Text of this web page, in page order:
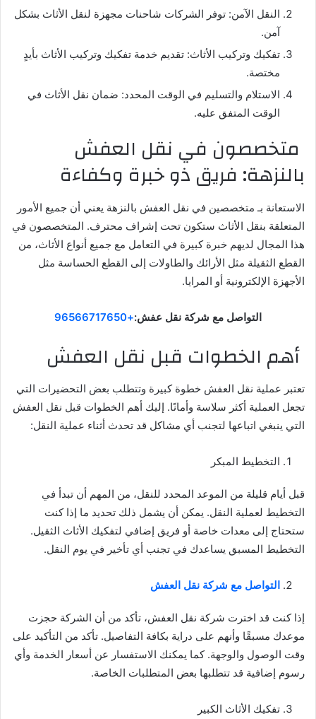
النقل الآمن: توفر الشركات شاحنات مجهزة لنقل الأثاث بشكل
آمن.
تفكيك وتركيب الأثاث: تقديم خدمة تفكيك وتركيب الأثاث بأيدٍ
مختصة.
الاستلام والتسليم في الوقت المحدد: ضمان نقل الأثاث في
الوقت المتفق عليه.
متخصصون في نقل العفش
بالنزهة: فريق ذو خبرة وكفاءة
الاستعانة بـ متخصصين في نقل العفش بالنزهة يعني أن جميع الأمور
المتعلقة بنقل الأثاث ستكون تحت إشراف محترف. المتخصصون في
هذا المجال لديهم خبرة كبيرة في التعامل مع جميع أنواع الأثاث، من
القطع الثقيلة مثل الأرائك والطاولات إلى القطع الحساسة مثل
الأجهزة الإلكترونية أو المرايا.
التواصل مع شركة نقل عفش:+96566717650
أهم الخطوات قبل نقل العفش
تعتبر عملية نقل العفش خطوة كبيرة وتتطلب بعض التحضيرات التي
تجعل العملية أكثر سلاسة وأمانًا. إليك أهم الخطوات قبل نقل العفش
التي ينبغي اتباعها لتجنب أي مشاكل قد تحدث أثناء عملية النقل:
التخطيط المبكر
قبل أيام قليلة من الموعد المحدد للنقل، من المهم أن تبدأ في
التخطيط لعملية النقل. يمكن أن يشمل ذلك تحديد ما إذا كنت
ستحتاج إلى معدات خاصة أو فريق إضافي لتفكيك الأثاث الثقيل.
التخطيط المسبق يساعدك في تجنب أي تأخير في يوم النقل.
التواصل مع شركة نقل العفش
إذا كنت قد اخترت شركة نقل العفش، تأكد من أن الشركة حجزت
موعدك مسبقًا وأنهم على دراية بكافة التفاصيل. تأكد من التأكيد على
وقت الوصول والوجهة. كما يمكنك الاستفسار عن أسعار الخدمة وأي
رسوم إضافية قد تتطلبها بعض المتطلبات الخاصة.
تفكيك الأثاث الكبير